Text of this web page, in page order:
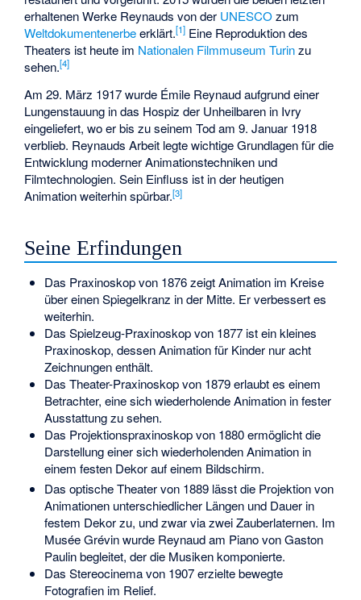
erhaltenen Werke Reynauds von der UNESCOzum
Weltdokumentenerbeerklärt.[1] Eine Reproduktion des
Theaters ist heute im Nationalen Filmmuseum Turinzu
sehen.[4]
Am 29. März 1917 wurde Émile Reynaud aufgrund einer
Lungenstauung in das Hospiz der Unheilbaren in Ivry
eingeliefert, wo er bis zu seinem Tod am 9. Januar 1918
verblieb. Reynauds Arbeit legte wichtige Grundlagen für die
Entwicklung moderner Animationstechniken und
Filmtechnologien. Sein Einfluss ist in der heutigen
Animation weiterhin spürbar.[3]
Seine Erfindungen
Das Praxinoskop von 1876 zeigt Animation im Kreise
über einen Spiegelkranz in der Mitte. Er verbessert es
weiterhin.
Das Spielzeug-Praxinoskop von 1877 ist ein kleines
Praxinoskop, dessen Animation für Kinder nur acht
Zeichnungen enthält.
Das Theater-Praxinoskop von 1879 erlaubt es einem
Betrachter, eine sich wiederholende Animation in fester
Ausstattung zu sehen.
Das Projektionspraxinoskop von 1880 ermöglicht die
Darstellung einer sich wiederholenden Animation in
einem festen Dekor auf einem Bildschirm.
Das optische Theater von 1889 lässt die Projektion von
Animationen unterschiedlicher Längen und Dauer in
festem Dekor zu, und zwar via zweiZauberlaternen. Im
Musée Grévin wurde Reynaud am Piano von Gaston
Paulin begleitet, der die Musiken komponierte.
Das Stereocinema von 1907 erzielte bewegte
Fotografien im Relief.